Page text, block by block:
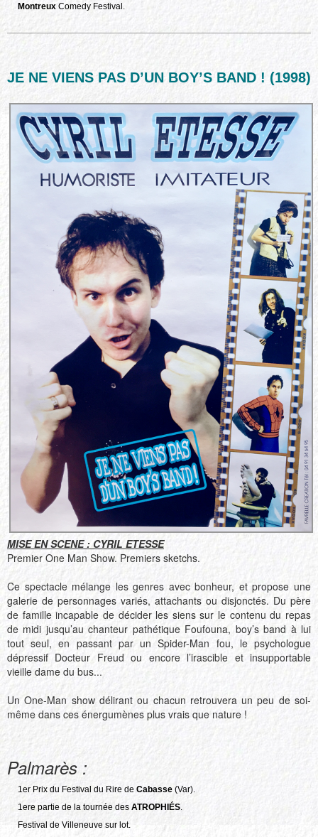
Montreux Comedy Festival.
JE NE VIENS PAS D’UN BOY’S BAND ! (1998)
MISE EN SCENE : CYRIL ETESSE
Premier One Man Show. Premiers sketchs.
Ce spectacle mélange les genres avec bonheur, et propose une
galerie de personnages variés, attachants ou disjonctés. Du père
de famille incapable de décider les siens sur le contenu du repas
de midi jusqu’au chanteur pathétique Foufouna, boy’s band à lui
tout seul, en passant par un Spider-Man fou, le psychologue
dépressif Docteur Freud ou encore l’irascible et insupportable
vieille dame du bus...
Un One-Man show délirant ou chacun retrouvera un peu de soi-
même dans ces énergumènes plus vrais que nature !
Palmarès :
1er Prix du Festival du Rire de Cabasse (Var).
1ere partie de la tournée des ATROPHIÉS.
Festival de Villeneuve sur lot.